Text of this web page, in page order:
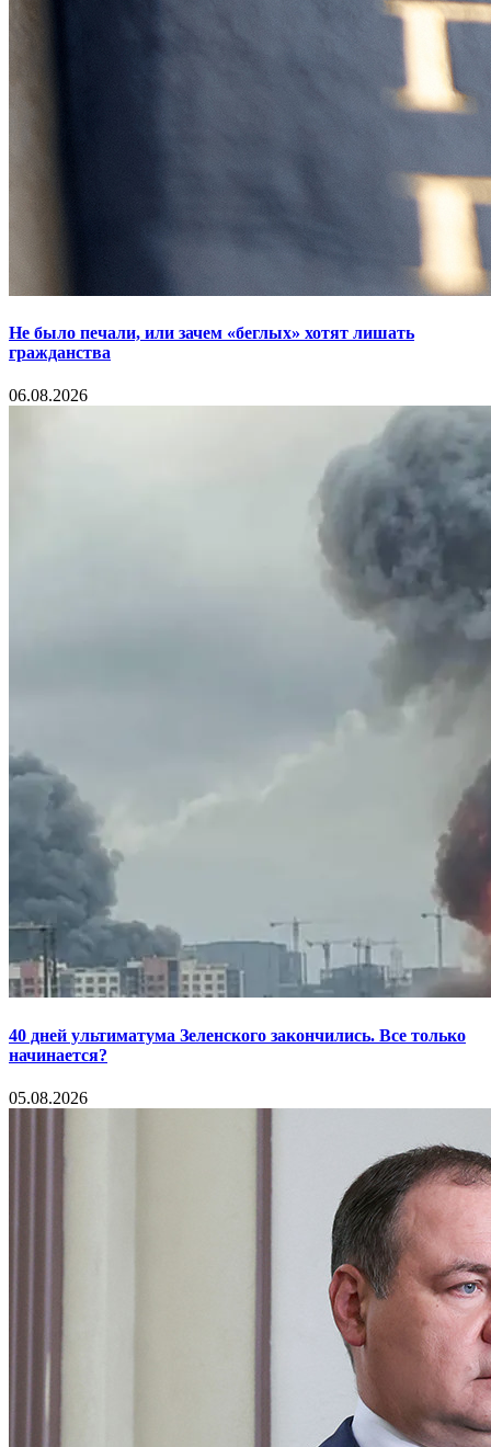
Не было печали, или зачем «беглых» хотят лишать
гражданства
06.08.2026
40 дней ультиматума Зеленского закончились. Все только
начинается?
05.08.2026